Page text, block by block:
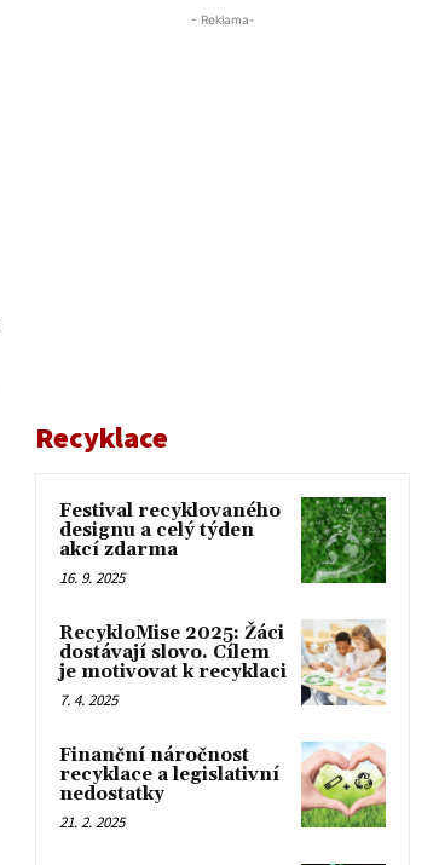
- Reklama-
Recyklace
Festival recyklovaného
designu a celý týden
akcí zdarma
16. 9. 2025
RecykloMise 2025: Žáci
dostávají slovo. Cílem
je motivovat k recyklaci
7. 4. 2025
Finanční náročnost
recyklace a legislativní
nedostatky
21. 2. 2025